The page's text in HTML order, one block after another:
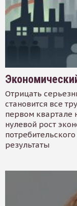
Отрицать
становится все
первом квартале
нулевой рост
результаты